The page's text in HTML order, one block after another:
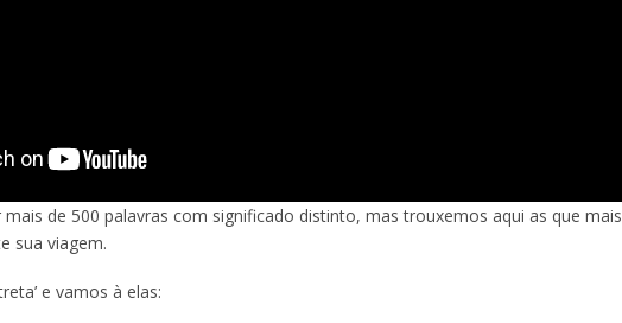
de 500 palavras com significado distinto, mas trouxemos aqui as que mais
sua viagem.
e vamos à elas: